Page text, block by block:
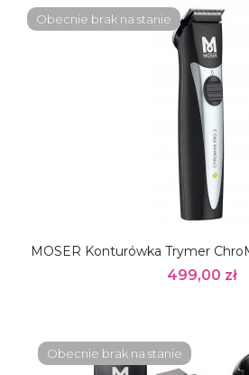
MOSER Konturówka Trymer
499,00 zł
Obecnie brak na stanie
Obecnie brak na stanie